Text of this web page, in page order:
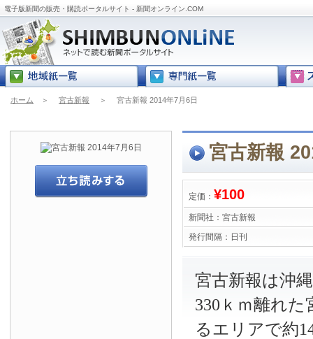
電子版新聞の販売・購読ポータルサイト - 新聞オンライン.COM
ホーム ＞ 宮古新報 ＞ 宮古新報 2014年7月6日
宮古新報
定価： ¥100
新聞社： 宮古新報
発行間隔： 日刊
宮古新報は沖
330ｋｍ離れ
るエリアで約